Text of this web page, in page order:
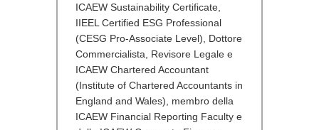
ICAEW Sustainability Certificate,
IIEEL Certified ESG Professional
(CESG Pro-Associate Level), Dottore
Commercialista, Revisore Legale e
ICAEW Chartered Accountant
(Institute of Chartered Accountants in
England and Wales), membro della
ICAEW Financial Reporting Faculty e